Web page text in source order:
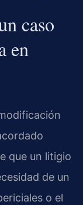
caso
en
que un litigio
de un
o el